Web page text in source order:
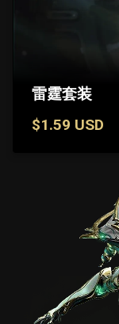
雷霆套装
$1.59 USD